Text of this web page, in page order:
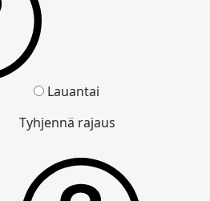
Lauantai
Tyhjennä rajaus